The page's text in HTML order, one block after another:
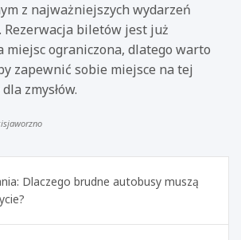
z najważniejszych wydarzeń
Rezerwacja biletów jest już
miejsc ograniczona, dlatego warto
zapewnić sobie miejsce na tej
zmysłów.
Dlaczego brudne autobusy muszą